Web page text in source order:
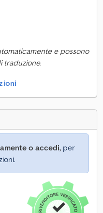
e possono
traduzione.
o accedi, per